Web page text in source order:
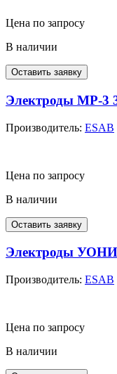
Цена по запросу
В наличии
Оставить заявку
Электроды МР-3
Производитель: ESAB
Цена по запросу
В наличии
Оставить заявку
Электроды
Производитель: ESAB
Цена по запросу
В наличии